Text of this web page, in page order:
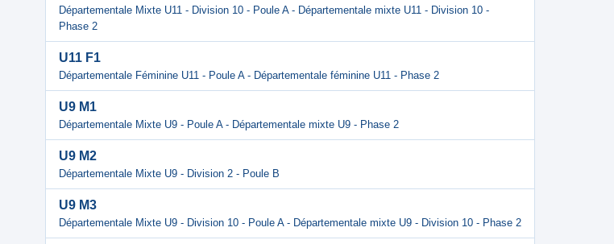
Départementale Mixte U11 - Division 10 - Poule A - Départementale mixte U11 - Division 10 -
Phase 2
U11 F1
Départementale Féminine U11 - Poule A - Départementale féminine U11 - Phase 2
U9 M1
Départementale Mixte U9 - Poule A - Départementale mixte U9 - Phase 2
U9 M2
Départementale Mixte U9 - Division 2 - Poule B
U9 M3
Départementale Mixte U9 - Division 10 - Poule A - Départementale mixte U9 - Division 10 - Phase 2